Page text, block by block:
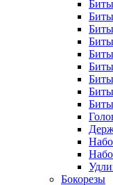
Бокорезы